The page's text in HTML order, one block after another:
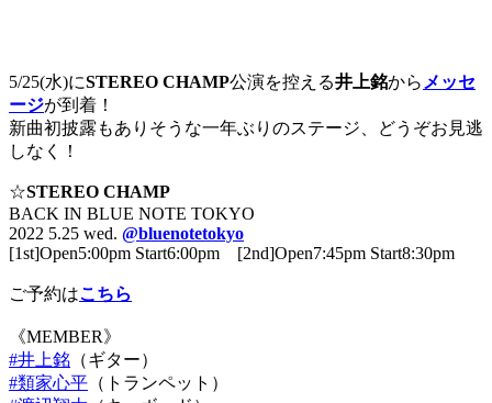
5/25(水)にSTEREO CHAMP公演を控える井上銘から メッセ
ージが到着！
新曲初披露もありそうな一年ぶりのステージ、どうぞお見逃
しなく！
☆STEREO CHAMP
BACK IN BLUE NOTE TOKYO
2022 5.25 wed. @bluenotetokyo
[1st]Open5:00pm Start6:00pm [2nd]Open7:45pm Start8:30pm
ご予約はこちら
《MEMBER》
#井上銘 （ギター）
#類家心平 （トランペット）